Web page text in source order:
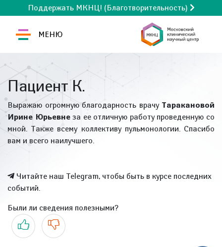
Поддержать МКНЦ! (Благотворительность)
МЕНЮ
Пациент К.
Выражаю огромную благодарность врачу Таракановой
Ирине Юрьевнеза ее отличную работу проведенную со
мной. Также всему коллективу пульмонологии. Спасибо
вам и всего наилучшего.
Читайте наш Telegram, чтобы быть в курсе последних
событий.
Были ли сведения полезными?
Да Нет